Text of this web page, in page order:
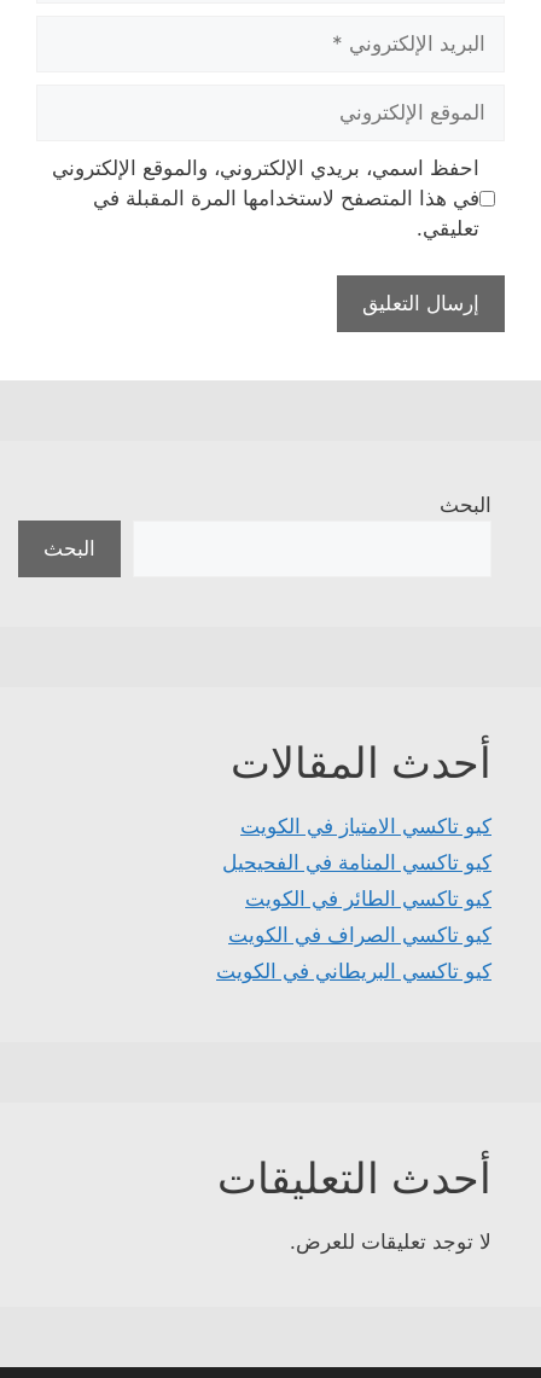
البريد
الإلكتروني
الموقع
الإلكتروني
احفظ اسمي، بريدي الإلكتروني، والموقع الإلكتروني
في هذا المتصفح لاستخدامها المرة المقبلة في
تعليقي.
البحث
البحث
أحدث المقالات
كيو تاكسي الامتياز في الكويت
كيو تاكسي المنامة في الفحيحيل
كيو تاكسي الطائر في الكويت
كيو تاكسي الصراف في الكويت
كيو تاكسي البريطاني في الكويت
أحدث التعليقات
لا توجد تعليقات للعرض.